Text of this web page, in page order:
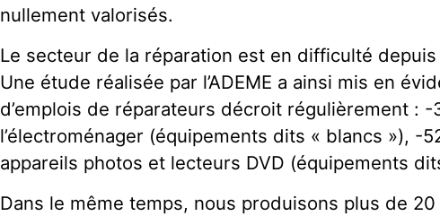
nullement valorisés.
Le secteur de la réparation est en difficulté
Une étude réalisée par l’ADEME a ainsi mis en
d’emplois de réparateurs décroit régulièrement :
l’électroménager (équipements dits « blancs »), -
appareils photos et lecteurs DVD (équipements
Dans le même temps, nous produisons plus de